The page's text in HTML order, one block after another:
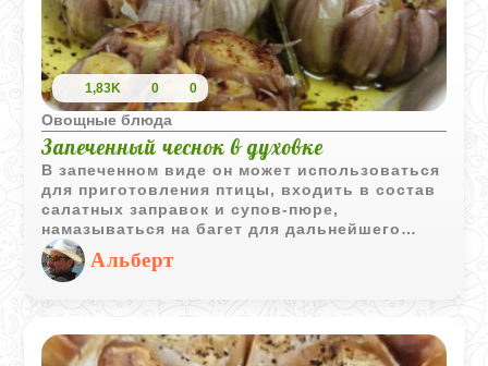
1,83K 0 0
Овощные блюда
Запеченный чеснок в духовке
В запеченном виде он может использоваться
для приготовления птицы, входить в состав
салатных заправок и супов-пюре,
намазываться на багет для дальнейшего
запекания.Альберт